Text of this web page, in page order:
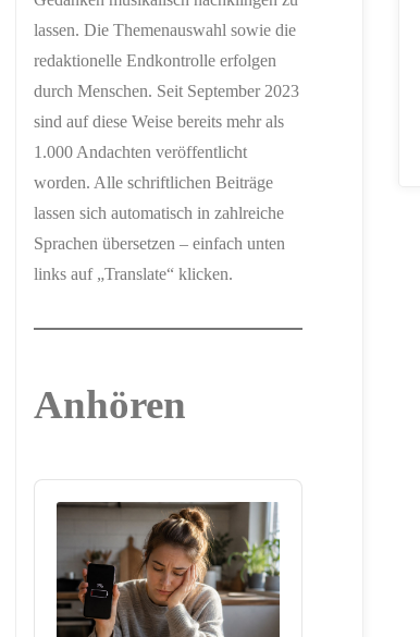
lassen. Die Themenauswahl sowie die
redaktionelle Endkontrolle erfolgen
durch Menschen. Seit September 2023
sind auf diese Weise bereits mehr als
1.000 Andachten veröffentlicht
worden. Alle schriftlichen Beiträge
lassen sich automatisch in zahlreiche
Sprachen übersetzen – einfach unten
links auf „Translate“ klicken.
Anhören
Audio
Player